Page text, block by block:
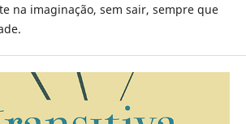
na imaginação, sem sair, sempre que